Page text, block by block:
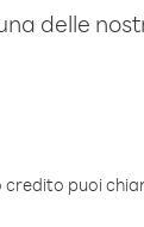
delle
puoi